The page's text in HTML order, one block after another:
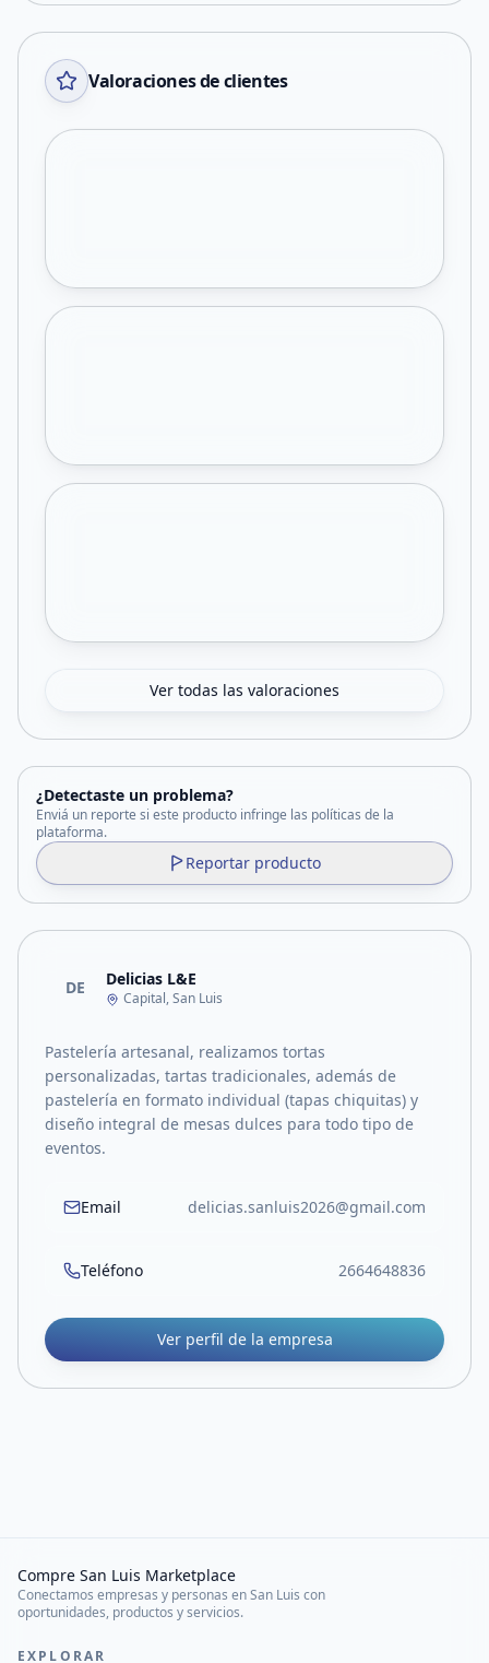
Valoraciones de clientes
Ver todas las valoraciones
¿Detectaste un problema?
Enviá un reporte si este producto infringe las políticas de la
plataforma.
Reportar producto
DE Delicias L&E
Capital, San Luis
Pastelería artesanal, realizamos tortas
personalizadas, tartas tradicionales, además de
pastelería en formato individual (tapas chiquitas) y
diseño integral de mesas dulces para todo tipo de
eventos.
Email delicias.sanluis2026@gmail.com
Teléfono 2664648836
Ver perfil de la empresa
Compre San Luis Marketplace
Conectamos empresas y personas en San Luis con
oportunidades, productos y servicios.
EXPLORAR